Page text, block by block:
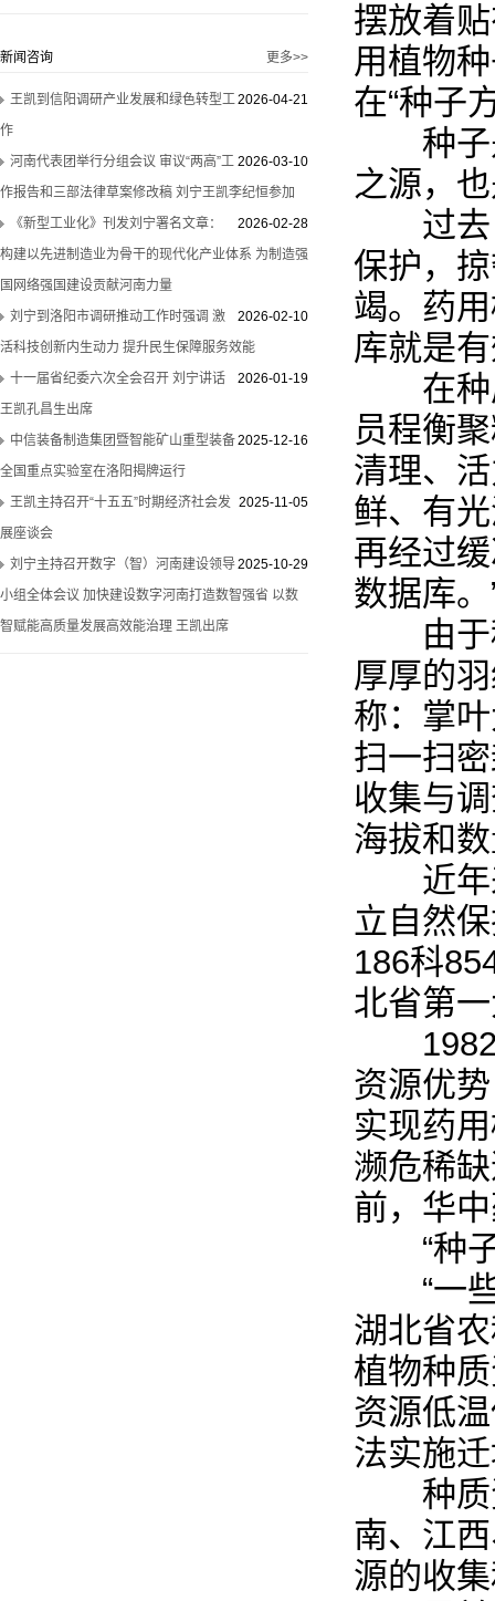
更多>>
新闻咨询
2026-04-21
王凯到信阳调研产业发展和绿色转型工
作
2026-03-10
河南代表团举行分组会议 审议“两高”工
作报告和三部法律草案修改稿 刘宁王凯李纪恒参加
2026-02-28
《新型工业化》刊发刘宁署名文章：
构建以先进制造业为骨干的现代化产业体系 为制造强
国网络强国建设贡献河南力量
2026-02-10
刘宁到洛阳市调研推动工作时强调 激
活科技创新内生动力 提升民生保障服务效能
2026-01-19
十一届省纪委六次全会召开 刘宁讲话
王凯孔昌生出席
2025-12-16
中信装备制造集团暨智能矿山重型装备
全国重点实验室在洛阳揭牌运行
2025-11-05
王凯主持召开“十五五”时期经济社会发
展座谈会
2025-10-29
刘宁主持召开数字（智）河南建设领导
小组全体会议 加快建设数字河南打造数智强省 以数
智赋能高质量发展高效能治理 王凯出席
摆放着
用植物
在“种子
种子是
之源，
过去，
保护，
竭。药
库就是
在种质
员程衡
清理、
鲜、有
再经过
数据库
由于种
厚厚的
称：掌
扫一扫
收集与
海拔和
近年来
立自然
186科
北省第
1982
资源优
实现药
濒危稀
前，华
“种子
“一些
湖北省
植物种
资源低
法实施
种质资
南、江
源的收